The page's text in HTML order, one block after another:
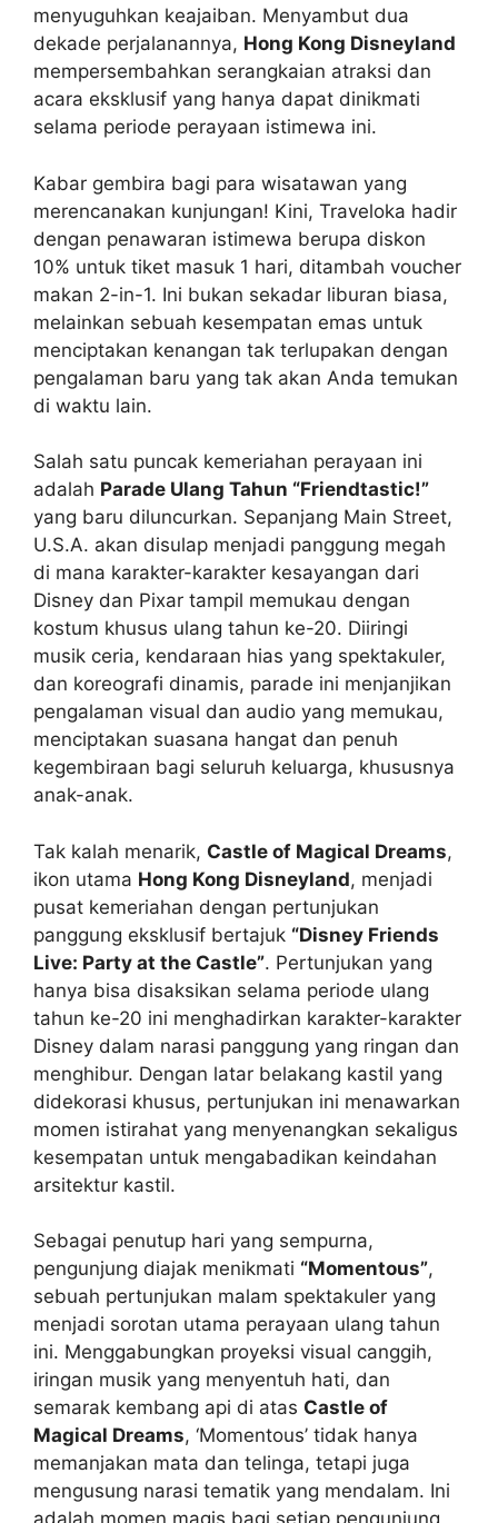
menyuguhkan keajaiban. Menyambut dua
dekade perjalanannya, Hong Kong Disneyland
mempersembahkan serangkaian atraksi dan
acara eksklusif yang hanya dapat dinikmati
selama periode perayaan istimewa ini.
Kabar gembira bagi para wisatawan yang
merencanakan kunjungan! Kini, Traveloka hadir
dengan penawaran istimewa berupa diskon
10% untuk tiket masuk 1 hari, ditambah voucher
makan 2-in-1. Ini bukan sekadar liburan biasa,
melainkan sebuah kesempatan emas untuk
menciptakan kenangan tak terlupakan dengan
pengalaman baru yang tak akan Anda temukan
di waktu lain.
Salah satu puncak kemeriahan perayaan ini
adalah Parade Ulang Tahun “Friendtastic!”
yang baru diluncurkan. Sepanjang Main Street,
U.S.A. akan disulap menjadi panggung megah
di mana karakter-karakter kesayangan dari
Disney dan Pixar tampil memukau dengan
kostum khusus ulang tahun ke-20. Diiringi
musik ceria, kendaraan hias yang spektakuler,
dan koreografi dinamis, parade ini menjanjikan
pengalaman visual dan audio yang memukau,
menciptakan suasana hangat dan penuh
kegembiraan bagi seluruh keluarga, khususnya
anak-anak.
Tak kalah menarik, Castle of Magical Dreams,
ikon utama Hong Kong Disneyland, menjadi
pusat kemeriahan dengan pertunjukan
panggung eksklusif bertajuk “Disney Friends
Live: Party at the Castle”. Pertunjukan yang
hanya bisa disaksikan selama periode ulang
tahun ke-20 ini menghadirkan karakter-karakter
Disney dalam narasi panggung yang ringan dan
menghibur. Dengan latar belakang kastil yang
didekorasi khusus, pertunjukan ini menawarkan
momen istirahat yang menyenangkan sekaligus
kesempatan untuk mengabadikan keindahan
arsitektur kastil.
Sebagai penutup hari yang sempurna,
pengunjung diajak menikmati “Momentous”,
sebuah pertunjukan malam spektakuler yang
menjadi sorotan utama perayaan ulang tahun
ini. Menggabungkan proyeksi visual canggih,
iringan musik yang menyentuh hati, dan
semarak kembang api di atas Castle of
Magical Dreams, ‘Momentous’ tidak hanya
memanjakan mata dan telinga, tetapi juga
mengusung narasi tematik yang mendalam. Ini
adalah momen magis bagi setiap pengunjung